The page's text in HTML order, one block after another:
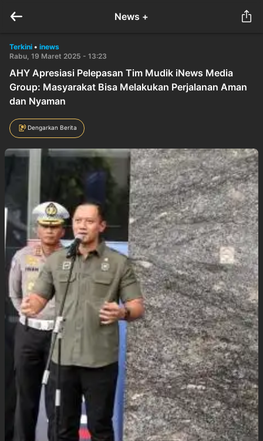
News +
Terkini • inews
Rabu, 19 Maret 2025 - 13:23
AHY Apresiasi Pelepasan Tim Mudik iNews Media
Group: Masyarakat Bisa Melakukan Perjalanan Aman
dan Nyaman
Dengarkan Berita